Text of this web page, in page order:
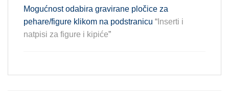
Mogućnost odabira gravirane pločice za
pehare/figure klikom na podstranicu “ Inserti i
natpisi za figure i kipiće”